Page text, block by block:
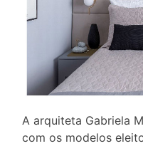
A arquiteta Gabriela
com os modelos